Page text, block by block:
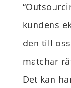
“
kundens
den till oss
matchar
Det kan